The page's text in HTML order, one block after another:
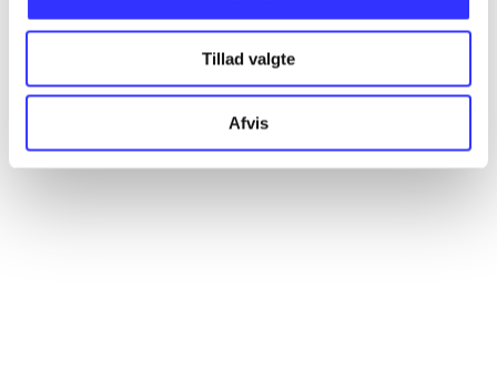
Tillad valgte
Afvis
...